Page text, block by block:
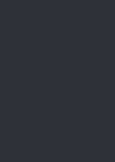
mobilnych.
Java. cz. 9